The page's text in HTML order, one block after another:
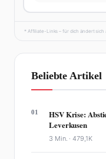
* Affiliate-Links – für dich ändert sich
Beliebte Artikel
01
HSV Krise:
Leverkusen
3 Min. ·479,1K